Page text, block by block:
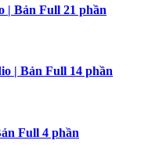
| Bản Full 21 phần
| Bản Full 14 phần
Full 4 phần